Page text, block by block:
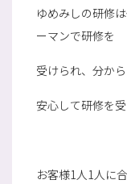
ゆめみしの研修
ーマンで研修を
受けられ、分か
安心して研修を
お客様1人1人に